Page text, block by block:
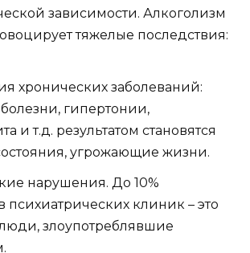
зависимости. Алкоголизм
тяжелые последствия:
хронических заболеваний:
гипертонии,
и т.д. результатом становятся
угрожающие жизни.
нарушения. До 10%
психиатрических клиник – это
злоупотреблявшие